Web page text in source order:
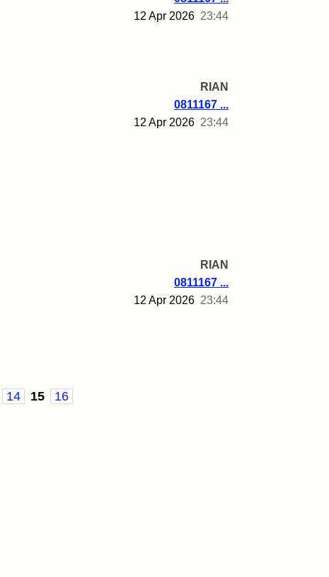
12 Apr 2026 23:44
RIAN
0811167 ...
12 Apr 2026 23:44
RIAN
0811167 ...
12 Apr 2026 23:44
14 15 16